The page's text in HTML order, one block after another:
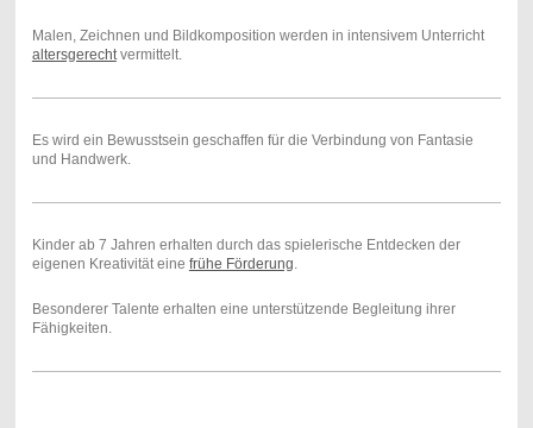
Malen, Zeichnen und Bildkomposition werden in intensivem Unterricht
altersgerechtvermittelt.
Es wird ein Bewusstsein geschaffen für die Verbindung von Fantasie
und Handwerk.
Kinder ab 7 Jahren erhalten durch das spielerische Entdecken der
eigenen Kreativität eine frühe Förderung
Besonderer Talente erhalten eine unterstützende Begleitung ihrer
Fähigkeiten.